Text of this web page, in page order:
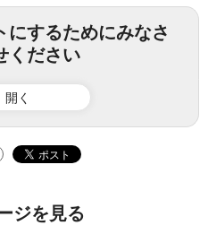
にするためにみなさ
ください
開く
ジを見る